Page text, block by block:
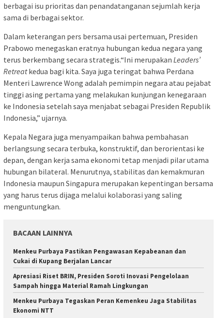
berbagai isu prioritas dan penandatanganan sejumlah kerja
sama di berbagai sektor.
Dalam keterangan pers bersama usai pertemuan, Presiden
Prabowo menegaskan eratnya hubungan kedua negara yang
terus berkembang secara strategis.“Ini merupakan Leaders’
Retreatkedua bagi kita. Saya juga teringat bahwa Perdana
Menteri Lawrence Wong adalah pemimpin negara atau pejabat
tinggi asing pertama yang melakukan kunjungan kenegaraan
ke Indonesia setelah saya menjabat sebagai Presiden Republik
Indonesia,” ujarnya.
Kepala Negara juga menyampaikan bahwa pembahasan
berlangsung secara terbuka, konstruktif, dan berorientasi ke
depan, dengan kerja sama ekonomi tetap menjadi pilar utama
hubungan bilateral. Menurutnya, stabilitas dan kemakmuran
Indonesia maupun Singapura merupakan kepentingan bersama
yang harus terus dijaga melalui kolaborasi yang saling
menguntungkan.
BACAAN LAINNYA
Menkeu Purbaya Pastikan Pengawasan Kepabeanan dan
Cukai di Kupang Berjalan Lancar
Apresiasi Riset BRIN, Presiden Soroti Inovasi Pengelolaan
Sampah hingga Material Ramah Lingkungan
Menkeu Purbaya Tegaskan Peran Kemenkeu Jaga Stabilitas
Ekonomi NTT